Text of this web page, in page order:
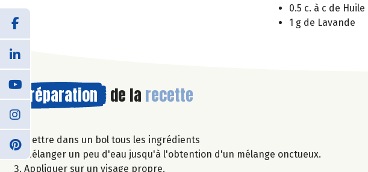
0.5 c. à c de
1 g de Lavande
Préparation de la recette
Mettre dans un bol tous les ingrédients
Mélanger un peu d'eau jusqu'à l'obtention d'un mélange onctueux.
Appliquer sur un visage propre.